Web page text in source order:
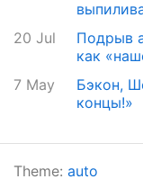
20 Jul
Подрыв
как
7 May
Бэкон,
концы!»
Theme: auto